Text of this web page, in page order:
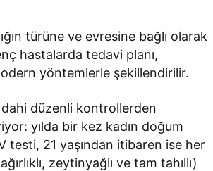
türüne ve evresine bağlı olarak
hastalarda tedavi planı,
yöntemlerle şekillendirilir.
düzenli kontrollerden
yılda bir kez kadın doğum
testi, 21 yaşından itibaren ise her
zeytinyağlı ve tam tahıllı)